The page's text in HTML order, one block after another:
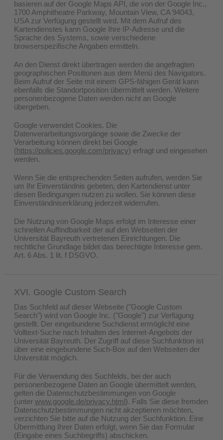
basieren auf der Google Maps API, die von der Google Inc.,
1700 Amphitheatre Parkway, Mountain View, CA 94043,
USA zur Verfügung gestellt wird. Mit dem Aufruf des
Kartendienstes kann Google Ihre IP-Adresse und die
Sprache des Systems, sowie verschiedene
browserspezifische Angaben ermitteln.
An den Dienst direkt übertragen werden die angefragten
geographischen Positionen aus dem Menü des Navigators.
Beim Aufruf der Seite mit einem GPS-fähigen Gerät kann
ebenfalls die Standortposition übermittelt werden. Weitere
personenbezogene Daten werden nicht an Google
übergeben.
Google verwendet Cookies. Die
Datenverarbeitungsvorgänge sowie die Zwecke der
Verarbeitung können direkt bei Google
(https://policies.google.com/privacy) erfragt und eingesehen
werden.
Wenn Sie die entsprechenden Seiten aufrufen, werden Sie
um Ihr Einverständnis gebeten, den Kartendienst unter
diesen Bedingungen nutzen zu wollen. Sie können diese
Einverständniserklärung jederzeit widerrufen.
Die Nutzung von Google Maps erfolgt im Interesse einer
schnellen Auffindbarkeit der auf den Webseiten der
Universität Bayreuth vertretenen Einrichtungen. Die
rechtliche Grundlage bildet das berechtigte Interesse gem.
Art. 6 Abs. 1 lit. f DSGVO.
XVI. Google Custom Search
Das Suchfeld auf dieser Webseite ("Google Custom
Search") wird von Google Inc. ("Google") zur Verfügung
gestellt. Der eingebundene Suchdienst ermöglicht eine
Volltext-Suche nach Inhalten des Internet-Angebots der
Universität Bayreuth. Der Zugriff auf diese Suchfunktion ist
über eine eingebundene Such-Box auf den Webseiten der
Universität möglich.
Für die Verwendung des Suchfelds, bei der auch
personenbezogene Daten an Google übermittelt werden,
gelten die Datenschutzbestimmungen von Google
(unter www.google.de/privacy.html). Falls Sie diese fremden
Datenschutzbestimmungen nicht akzeptieren möchten,
verzichten Sie bitte auf die Nutzung der Suchfunktion. Eine
Übermittlung Ihrer Daten erfolgt, wenn Sie das Formular
(Eingabe eines Suchbegriffs) abschicken.